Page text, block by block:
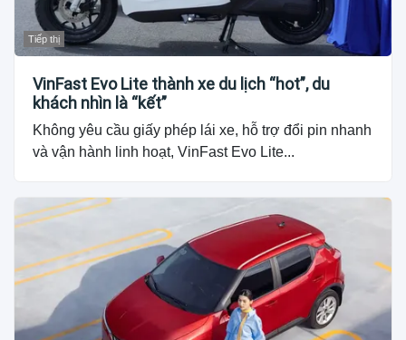
Tiếp thị
VinFast Evo Lite thành xe du lịch “hot”, du
khách nhìn là “kết”
Không yêu cầu giấy phép lái xe, hỗ trợ đổi pin nhanh
và vận hành linh hoạt, VinFast Evo Lite...